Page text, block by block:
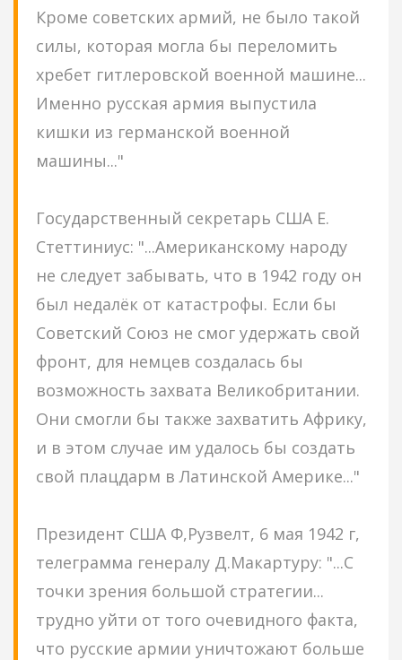
Кроме советских армий, не было такой
силы, которая могла бы переломить
хребет гитлеровской военной машине...
Именно русская армия выпустила
кишки из германской военной
машины..."
Государственный секретарь США Е.
Стеттиниус: "...Американскому народу
не следует забывать, что в 1942 году он
был недалёк от катастрофы. Если бы
Советский Союз не смог удержать свой
фронт, для немцев создалась бы
возможность захвата Великобритании.
Они смогли бы также захватить Африку,
и в этом случае им удалось бы создать
свой плацдарм в Латинской Америке..."
Президент США Ф,Рузвелт, 6 мая 1942 г,
телеграмма генералу Д.Макартуру: "...С
точки зрения большой стратегии...
трудно уйти от того очевидного факта,
что русские армии уничтожают больше